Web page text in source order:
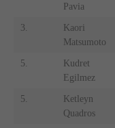
Pavia
3.
Kaori
Matsumoto
5.
Kudret
Egilmez
5.
Ketleyn
Quadros